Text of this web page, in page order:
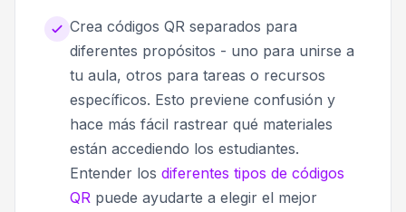
Crea códigos QR separados para
diferentes propósitos - uno para unirse a
tu aula, otros para tareas o recursos
específicos. Esto previene confusión y
hace más fácil rastrear qué materiales
están accediendo los estudiantes.
Entender los diferentes tipos de códigos
QR puede ayudarte a elegir el mejor